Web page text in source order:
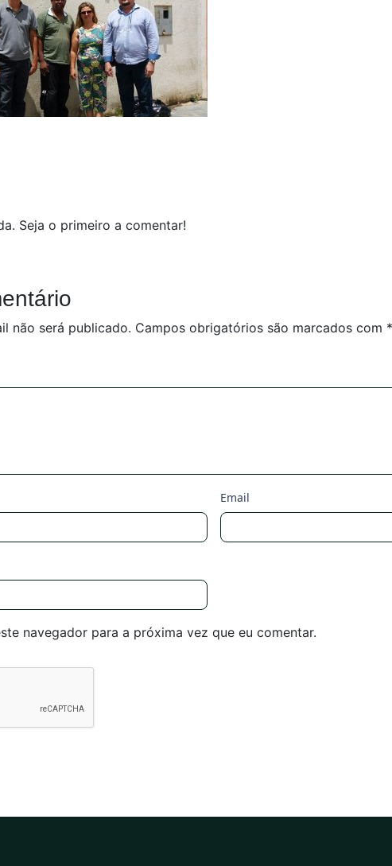
Seja o primeiro a comentar!
não será publicado. Campos obrigatórios são marcados com *
Email
navegador para a próxima vez que eu comentar.